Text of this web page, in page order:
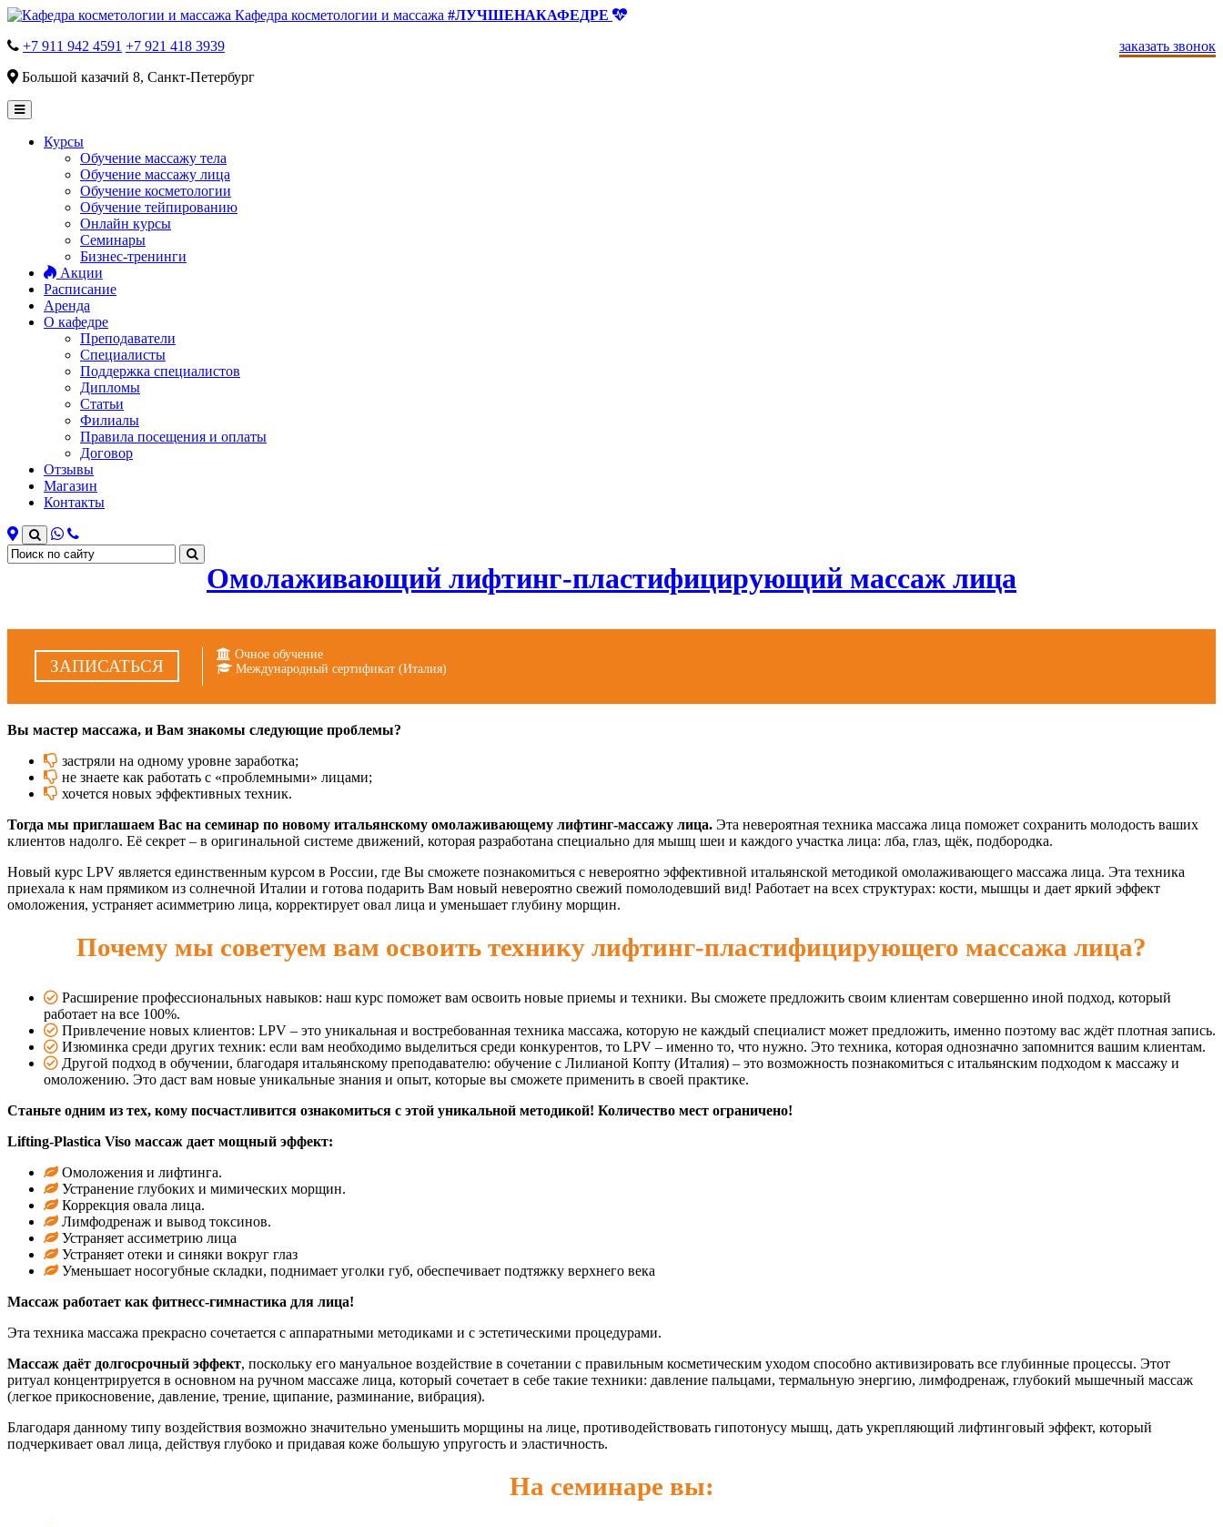
Кафедра косметологии и массажа #ЛУЧШЕНАКАФЕДРЕ
заказать звонок
+7 911 942 4591 +7 921 418 3939
Большой казачий 8, Санкт-Петербург
Курсы
Обучение массажу тела
Обучение массажу лица
Обучение косметологии
Обучение тейпированию
Онлайн курсы
Семинары
Бизнес-тренинги
Акции
Расписание
Аренда
О кафедре
Преподаватели
Специалисты
Поддержка специалистов
Дипломы
Статьи
Филиалы
Правила посещения и оплаты
Договор
Отзывы
Магазин
Контакты
Омолаживающий лифтинг-пластифицирующий массаж лица
ЗАПИСАТЬСЯ
Очное обучение
Международный сертификат (Италия)
Вы мастер массажа, и Вам знакомы следующие проблемы?
застряли на одному уровне заработка;
не знаете как работать с «проблемными» лицами;
хочется новых эффективных техник.
Тогда мы приглашаем Вас на семинар по новому итальянскому омолаживающему лифтинг-массажу лица. Эта невероятная техника массажа лица поможет сохранить молодость ваших
клиентов надолго. Её секрет – в оригинальной системе движений, которая разработана специально для мышц шеи и каждого участка лица: лба, глаз, щёк, подбородка.
Новый курс LPV является единственным курсом в России, где Вы сможете познакомиться с невероятно эффективной итальянской методикой омолаживающего массажа лица. Эта техника
приехала к нам прямиком из солнечной Италии и готова подарить Вам новый невероятно свежий помолодевший вид! Работает на всех структурах: кости, мышцы и дает яркий эффект
омоложения, устраняет асимметрию лица, корректирует овал лица и уменьшает глубину морщин.
Почему мы советуем вам освоить технику лифтинг-пластифицирующего массажа лица?
Расширение профессиональных навыков: наш курс поможет вам освоить новые приемы и техники. Вы сможете предложить своим клиентам совершенно иной подход, который
работает на все 100%.
Привлечение новых клиентов: LPV – это уникальная и востребованная техника массажа, которую не каждый специалист может предложить, именно поэтому вас ждёт плотная запись.
Изюминка среди других техник: если вам необходимо выделиться среди конкурентов, то LPV – именно то, что нужно. Это техника, которая однозначно запомнится вашим клиентам.
Другой подход в обучении, благодаря итальянскому преподавателю: обучение с Лилианой Копту (Италия) – это возможность познакомиться с итальянским подходом к массажу и
омоложению. Это даст вам новые уникальные знания и опыт, которые вы сможете применить в своей практике.
Станьте одним из тех, кому посчастливится ознакомиться с этой уникальной методикой! Количество мест ограничено!
Lifting-Plastica Viso массаж дает мощный эффект:
Омоложения и лифтинга.
Устранение глубоких и мимических морщин.
Коррекция овала лица.
Лимфодренаж и вывод токсинов.
Устраняет ассиметрию лица
Устраняет отеки и синяки вокруг глаз
Уменьшает носогубные складки, поднимает уголки губ, обеспечивает подтяжку верхнего века
Массаж работает как фитнесс-гимнастика для лица!
Эта техника массажа прекрасно сочетается с аппаратными методиками и с эстетическими процедурами.
Массаж даёт долгосрочный эффект, поскольку его мануальное воздействие в сочетании с правильным косметическим уходом способно активизировать все глубинные процессы. Этот
ритуал концентрируется в основном на ручном массаже лица, который сочетает в себе такие техники: давление пальцами, термальную энергию, лимфодренаж, глубокий мышечный массаж
(легкое прикосновение, давление, трение, щипание, разминание, вибрация).
Благодаря данному типу воздействия возможно значительно уменьшить морщины на лице, противодействовать гипотонусу мышц, дать укрепляющий лифтинговый эффект, который
подчеркивает овал лица, действуя глубоко и придавая коже большую упругость и эластичность.
На семинаре вы: